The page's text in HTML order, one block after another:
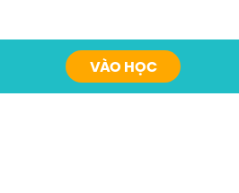
VÀO HỌC